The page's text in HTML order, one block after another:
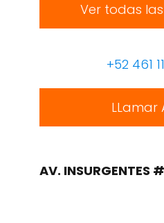
Ver todas
+52 461
LLamar
AV. INSURGENTES